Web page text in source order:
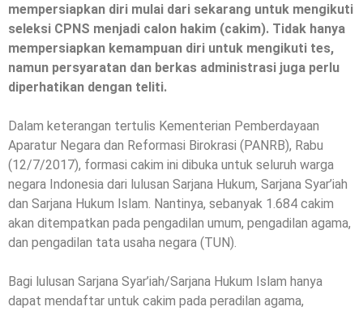
mempersiapkan diri mulai dari sekarang untuk mengikuti
seleksi CPNS menjadi calon hakim (cakim). Tidak hanya
mempersiapkan kemampuan diri untuk mengikuti tes,
namun persyaratan dan berkas administrasi juga perlu
diperhatikan dengan teliti.
Dalam keterangan tertulis Kementerian Pemberdayaan
Aparatur Negara dan Reformasi Birokrasi (PANRB), Rabu
(12/7/2017), formasi cakim ini dibuka untuk seluruh warga
negara Indonesia dari lulusan Sarjana Hukum, Sarjana Syar’iah
dan Sarjana Hukum Islam. Nantinya, sebanyak 1.684 cakim
akan ditempatkan pada pengadilan umum, pengadilan agama,
dan pengadilan tata usaha negara (TUN).
Bagi lulusan Sarjana Syar’iah/Sarjana Hukum Islam hanya
dapat mendaftar untuk cakim pada peradilan agama,